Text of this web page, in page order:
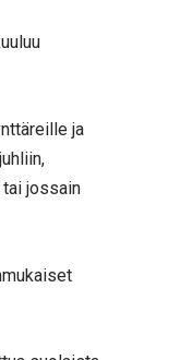
ja
tai jossain